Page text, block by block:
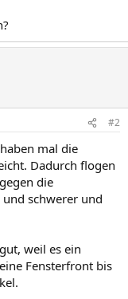
#2
mal die
Dadurch flogen
die
schwerer und
weil es ein
Fensterfront bis